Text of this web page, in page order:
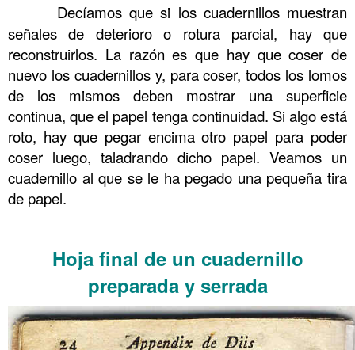
Decíamos que si los cuadernillos muestran
señales de deterioro o rotura parcial, hay que
reconstruirlos. La razón es que hay que coser de
nuevo los cuadernillos y, para coser, todos los lomos
de los mismos deben mostrar una superficie
continua, que el papel tenga continuidad. Si algo está
roto, hay que pegar encima otro papel para poder
coser luego, taladrando dicho papel. Veamos un
cuadernillo al que se le ha pegado una pequeña tira
de papel.
Hoja final de un cuadernillo
preparada y serrada